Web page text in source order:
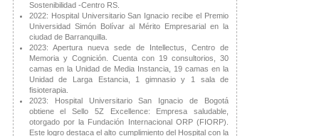
Sostenibilidad -Centro RS. ​
2022: Hospital Universitario San Ignacio recibe el Premio
Universidad Simón Bolívar al Mérito Empresarial en la
ciudad de Barranquilla.
2023: Apertura nueva sede de Intellectus, Centro de
Memoria y Cognición. Cuenta con 19 consultorios, 30
camas en la Unidad de Media Instancia, 19 camas en la
Unidad de Larga Estancia, 1 gimnasio y 1 sala de
fisioterapia.
2023: Hospital Universitario San Ignacio de Bogotá
obtiene el Sello 5Z Excellence: Empresa saludable,
otorgado por la Fundación Internacional ORP (FIORP).
Este logro destaca el alto cumplimiento del Hospital con la